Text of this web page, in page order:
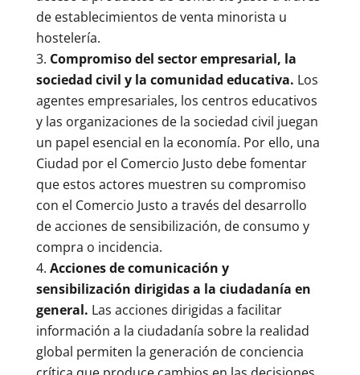
de establecimientos de venta minorista u
hostelería.
Compromiso del sector empresarial, la
sociedad civil y la comunidad educativa. Los
agentes empresariales, los centros educativos
y las organizaciones de la sociedad civil juegan
un papel esencial en la economía. Por ello, una
Ciudad por el Comercio Justo debe fomentar
que estos actores muestren su compromiso
con el Comercio Justo a través del desarrollo
de acciones de sensibilización, de consumo y
compra o incidencia.
Acciones de comunicación y
sensibilización dirigidas a la ciudadanía en
general. Las acciones dirigidas a facilitar
información a la ciudadanía sobre la realidad
global permiten la generación de conciencia